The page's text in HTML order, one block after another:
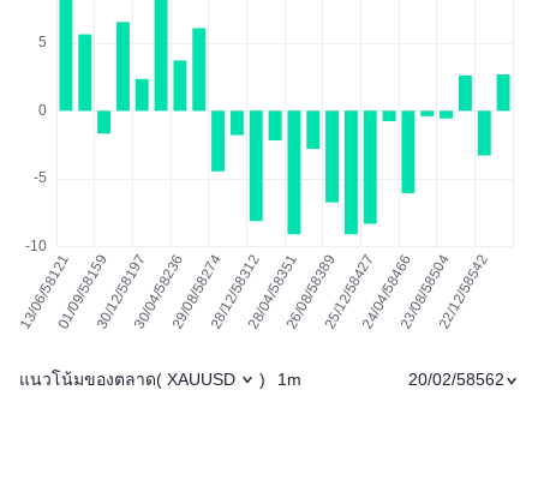
แนวโน้มของตลาด( XAUUSD ) 1m 20/02/58562